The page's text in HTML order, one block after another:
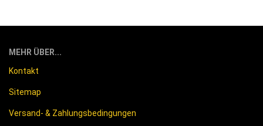
MEHR ÜBER...
Kontakt
Sitemap
Versand- & Zahlungsbedingungen